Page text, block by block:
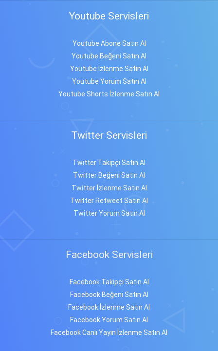
Youtube Servisleri
Youtube Abone Satın Al
Youtube Beğeni Satın Al
Youtube İzlenme Satın Al
Youtube Yorum Satın Al
Youtube Shorts İzlenme Satın Al
Twitter Servisleri
Twitter Takipçi Satın Al
Twitter Beğeni Satın Al
Twitter İzlenme Satın Al
Twitter Retweet Satın Al
Twitter Yorum Satın Al
Facebook Servisleri
Facebook Takipçi Satın Al
Facebook Beğeni Satın Al
Facebook İzlenme Satın Al
Facebook Yorum Satın Al
Facebook Canlı Yayın İzlenme Satın Al